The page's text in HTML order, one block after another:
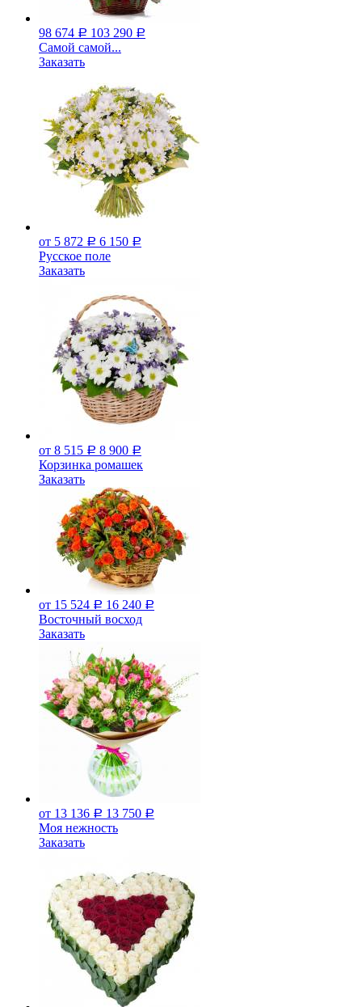
98 674 Р 103 290 Р
Самой самой...
Заказать
от 5 872 Р 6 150 Р
Русское поле
Заказать
от 8 515 Р 8 900 Р
Корзинка ромашек
Заказать
от 15 524 Р 16 240 Р
Восточный восход
Заказать
от 13 136 Р 13 750 Р
Моя нежность
Заказать